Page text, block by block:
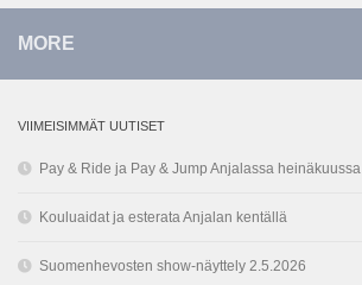
MORE
VIIMEISIMMÄT UUTISET
Pay & Ride ja Pay & Jump Anjalassa heinäkuussa
Kouluaidat ja esterata Anjalan kentällä
Suomenhevosten show-näyttely 2.5.2026